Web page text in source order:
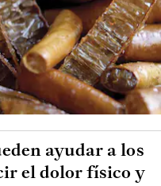
ayudar a los
el dolor físico y